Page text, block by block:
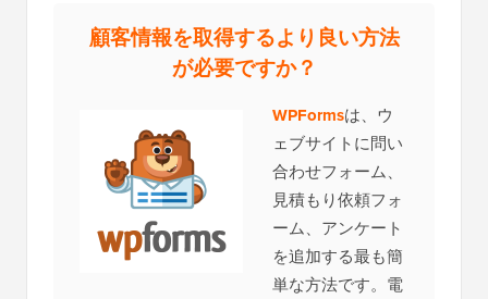
顧客情報を取得するより良い方法
が必要ですか？
WPFormsは、ウ
ェブサイトに問い
合わせフォーム、
見積もり依頼フォ
ーム、アンケート
を追加する最も簡
単な方法です。電